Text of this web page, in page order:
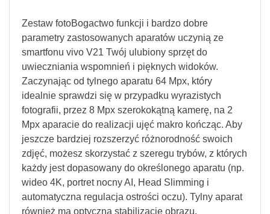
Zestaw fotoBogactwo funkcji i bardzo dobre
parametry zastosowanych aparatów uczynią ze
smartfonu vivo V21 Twój ulubiony sprzęt do
uwieczniania wspomnień i pięknych widoków.
Zaczynając od tylnego aparatu 64 Mpx, który
idealnie sprawdzi się w przypadku wyrazistych
fotografii, przez 8 Mpx szerokokątną kamerę, na 2
Mpx aparacie do realizacji ujęć makro kończąc. Aby
jeszcze bardziej rozszerzyć różnorodność swoich
zdjęć, możesz skorzystać z szeregu trybów, z których
każdy jest dopasowany do określonego aparatu (np.
wideo 4K, portret nocny AI, Head Slimming i
automatyczna regulacja ostrości oczu). Tylny aparat
również ma optyczną stabilizację obrazu.